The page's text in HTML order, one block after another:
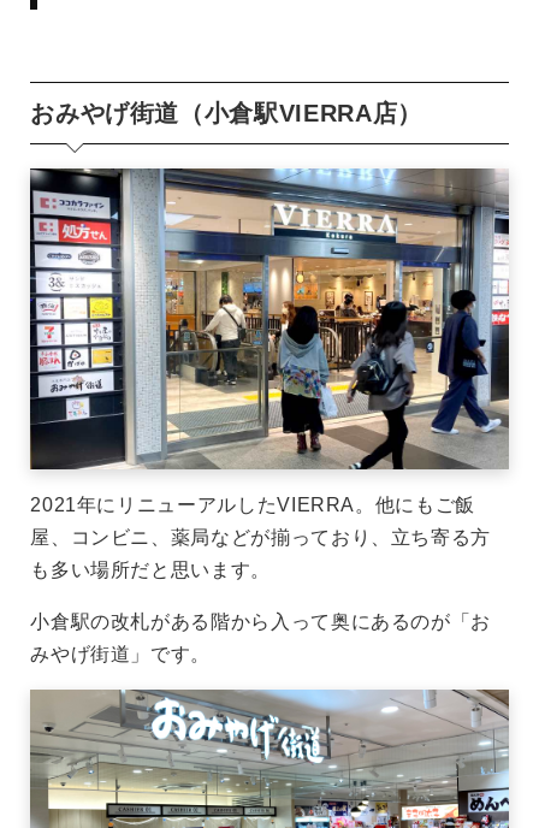
おみやげ街道（小倉駅VIERRA店）
2021年にリニューアルしたVIERRA。他にもご飯
屋、コンビニ、薬局などが揃っており、立ち寄る方
も多い場所だと思います。
小倉駅の改札がある階から入って奥にあるのが「お
みやげ街道」です。